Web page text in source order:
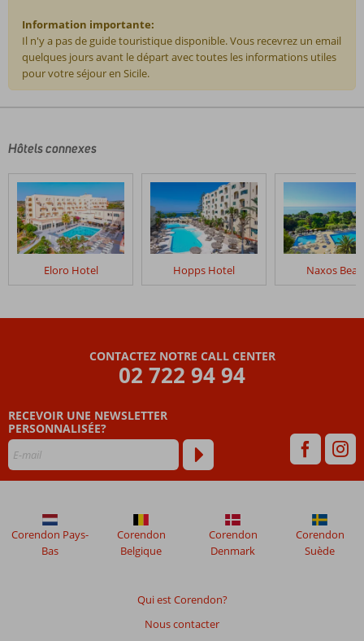
Information importante:
Il n'y a pas de guide touristique disponible. Vous recevrez un email
quelques jours avant le départ avec toutes les informations utiles
pour votre séjour en Sicile.
écrits
nos
clients
après
leur
séjour
de
plus
mois
sont
plus
affichés
Hôtels connexes
Eloro Hotel Hopps Hotel Naxos
CONTACTEZ NOTRE CALL CENTER
02 722 94 94
RECEVOIR UNE NEWSLETTER
PERSONNALISÉE?
Qui est Corendon?
Nous contacter
Corendon Pays-
Bas
Corendon
Belgique
Corendon
Denmark
Corendon
Suède